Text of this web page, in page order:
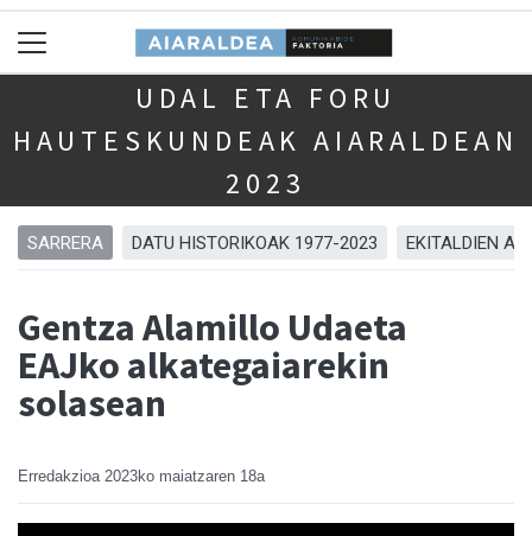
UDAL ETA FORU
HAUTESKUNDEAK AIARALDEAN
2023
SARRERA DATU HISTORIKOAK 1977-2023 EKITALDIEN
Gentza Alamillo Udaeta
EAJko alkategaiarekin
solasean
Erredakzioa 2023ko maiatzaren 18a